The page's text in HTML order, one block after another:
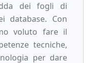
dei fogli di
database. Con
voluto fare il
tecniche,
per dare